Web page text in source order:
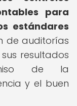
para
estándares
de auditorías
resultados
de la
y el buen